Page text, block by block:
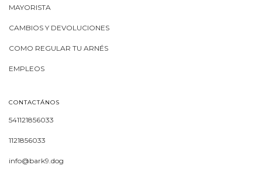
MAYORISTA
CAMBIOS Y DEVOLUCIONES
COMO REGULAR TU ARNÉS
EMPLEOS
CONTACTÁNOS
541121856033
1121856033
info@bark9.dog